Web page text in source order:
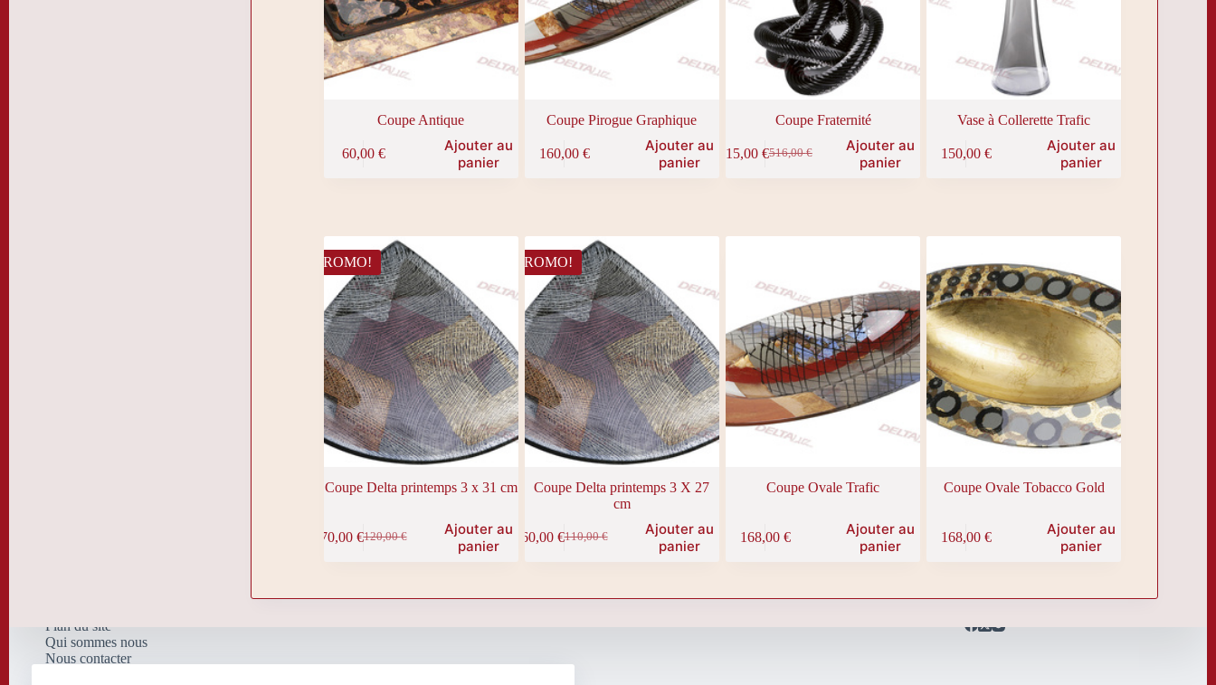
Coupe Antique
60,00 €
Ajouter au
panier
Coupe Pirogue Graphique
160,00 €
Ajouter au
panier
Coupe Fraternité
516,00€
Le
215,00 €Le
Ajouter au
panier
Vase à Collerette Trafic
150,00 €
Ajouter au
panier
PROMO!
Coupe Delta printemps 3 x 31 cm
120,00€
Le
70,00 €Le
Ajouter au
panier
PROMO!
Coupe Delta printemps 3 X 27
cm
110,00€
Le
60,00 €Le
Ajouter au
panier
Coupe Ovale Trafic
168,00 €
Ajouter au
panier
Coupe Ovale Tobacco Gold
168,00 €
Ajouter au
panier
Plan du site
Qui sommes nous
Nous contacter